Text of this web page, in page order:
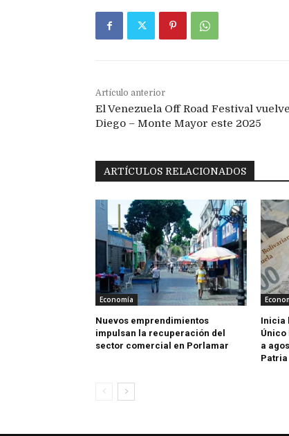
Artículo anterior
El Venezuela Off Road Festival
Diego – Monte Mayor este 2025
ARTÍCULOS RELACIONADOS
Economía
Nuevos emprendimientos
impulsan la recuperación del
sector comercial en Porlamar
Inicia
Único
a
Patria